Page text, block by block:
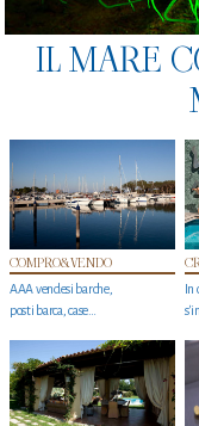
IL MARE
COMPRO&VENDO
AAA vendesi barche,
posti barca, case…
In